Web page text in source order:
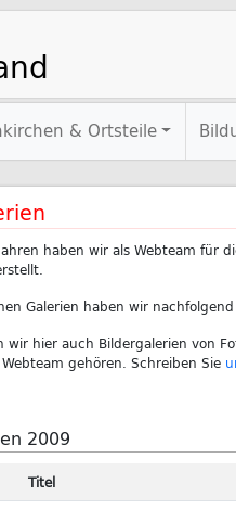
& Ortsteile
haben wir als Webteam für
Galerien haben wir
wir hier auch Bildergalerien von
gehören. Schreiben Sie
2009
Titel